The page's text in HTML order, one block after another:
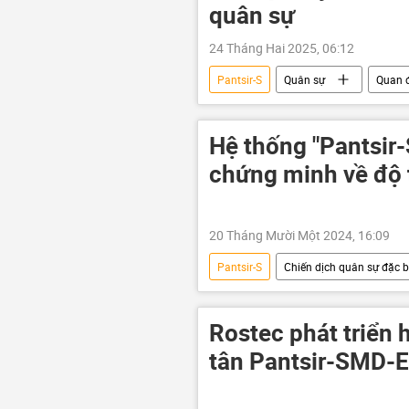
quân sự
24 Tháng Hai 2025, 06:12
Pantsir-S Quân sự Quan
Cuộc khủng hoảng ở Ukraina
Chiến dịch quân sự đặc biệt tại
Kinzhal
Quân đội Nga
Hệ thống
chứng minh về độ
20 Tháng Mười Một 2024, 16:09
Pantsir-S Chiến dịch quân sự đặc
Quan điểm-Ý kiến
Cuộc
xung đột quân sự
Rostec phát triển
tân Pantsir-SMD-E